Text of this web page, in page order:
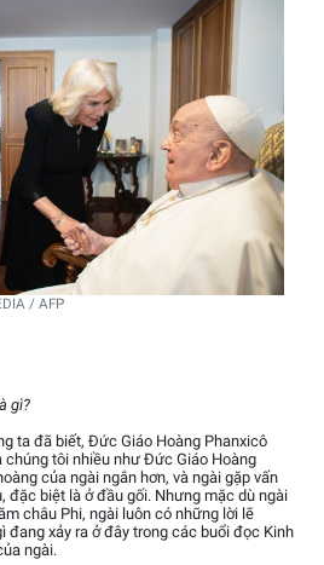
/ AFP
gì?
ta đã biết, Đức Giáo Hoàng Phanxicô
tôi nhiều như Đức Giáo Hoàng
của ngài ngắn hơn, và ngài gặp vấn
đặc biệt là ở đầu gối. Nhưng mặc dù ngài
châu Phi, ngài luôn có những lời lẽ
đang xảy ra ở đây trong các buổi đọc Kinh
ngài.